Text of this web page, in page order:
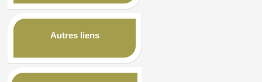
Autres liens